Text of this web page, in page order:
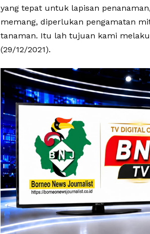
yang tepat untuk lapisan
memang, diperlukan pengamatan
tanaman. Itu lah tujuan kami
(29/12/2021).